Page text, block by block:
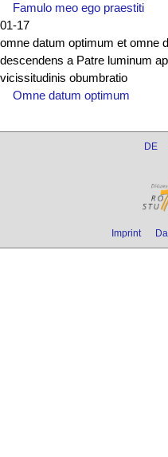
Famulo meo ego praestiti
01-17
omne datum optimum et omne
descendens a Patre luminum
vicissitudinis obumbratio
Omne datum optimum
DE
Imprint